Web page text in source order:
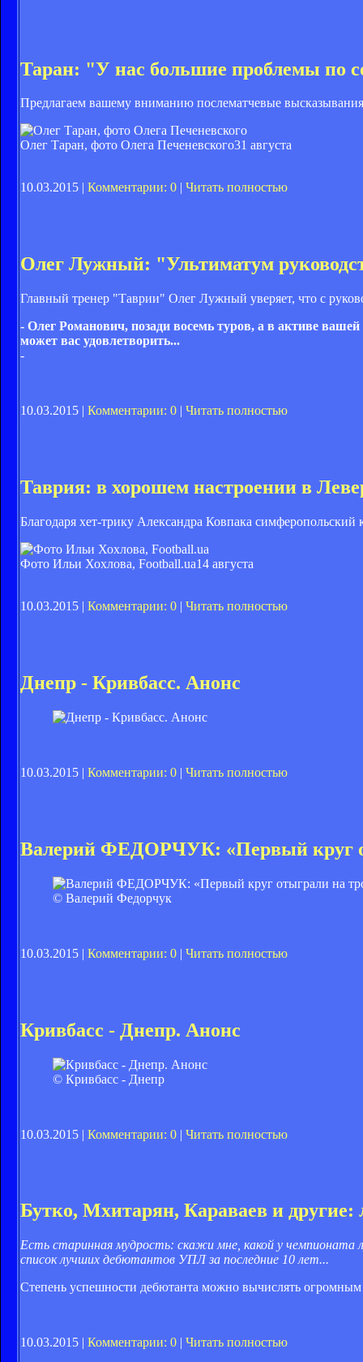
Таран: "У нас большие проблемы по
Предлагаем вашему вниманию послематчевые
Олег Таран, фото Олега Печеневского31 августа
10.03.2015 | Комментарии: 0 Читать полностью
Олег Лужный: "Ультиматум
Главный тренер "Таврии" Олег Лужный уверяет, что с
- Олег Романович, позади восемь туров, а в активе
может вас удовлетворить...
-
10.03.2015 | Комментарии: 0 | Читать полностью
Таврия: в хорошем настроении в
Благодаря хет-трику Александра Ковпака симферопольский
Фото Ильи Хохлова, Football.ua14 августа
10.03.2015 | Комментарии: 0 | Читать полностью
Днепр - Кривбасс. Анонс
10.03.2015 | Комментарии: 0 | Читать полностью
Валерий ФЕДОРЧУК: «Первый круг
© Валерий Федорчук
10.03.2015 | Комментарии: 0 | Читать полностью
Кривбасс - Днепр. Анонс
© Кривбасс - Днепр
10.03.2015 | Комментарии: 0 | Читать полностью
Бутко, Мхитарян, Караваев и
Есть старинная мудрость: скажи мне, какой у чемпионата
список лучших дебютантов УПЛ за последние 10 лет...
Степень успешности дебютанта можно вычислять
10.03.2015 | Комментарии: 0 | Читать полностью